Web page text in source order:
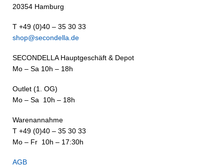
20354 Hamburg
T +49 (0)40 – 35 30 33
shop@secondella.de
SECONDELLA Hauptgeschäft & Depot
Mo – Sa 10h – 18h
Outlet (1. OG)
Mo – Sa 10h – 18h
Warenannahme
T +49 (0)40 – 35 30 33
Mo – Fr 10h – 17:30h
AGB